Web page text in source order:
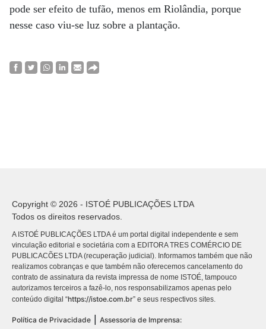
pode ser efeito de tufão, menos em Riolândia, porque
nesse caso viu-se luz sobre a plantação.
Copyright © 2026 - ISTOÉ PUBLICAÇÕES LTDA
Todos os direitos reservados.
A ISTOÉ PUBLICAÇÕES LTDA é um portal digital independente e sem
vinculação editorial e societária com a EDITORA TRES COMÉRCIO DE
PUBLICACÕES LTDA (recuperação judicial). Informamos também que não
realizamos cobranças e que também não oferecemos cancelamento do
contrato de assinatura da revista impressa de nome ISTOÉ, tampouco
autorizamos terceiros a fazê-lo, nos responsabilizamos apenas pelo
conteúdo digital “https://istoe.com.br” e seus respectivos sites.
Política de Privacidade Assessoria de Imprensa: